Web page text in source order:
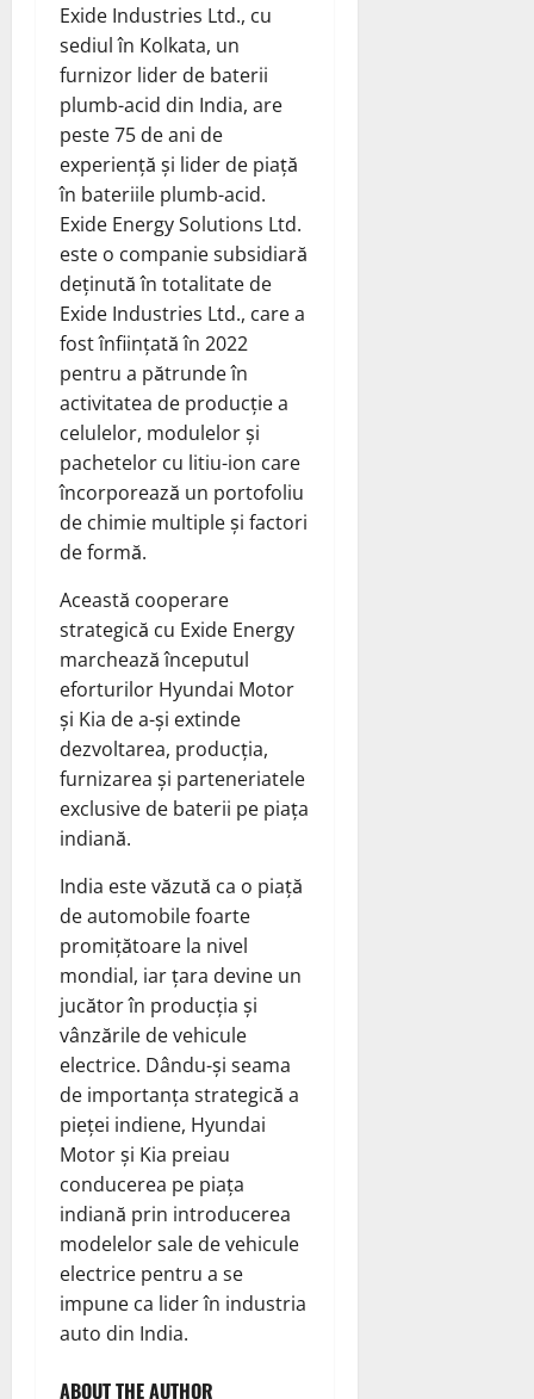
Exide Industries Ltd., cu
sediul în Kolkata, un
furnizor lider de baterii
plumb-acid din India, are
peste 75 de ani de
experiență și lider de piață
în bateriile plumb-acid.
Exide Energy Solutions Ltd.
este o companie subsidiară
deținută în totalitate de
Exide Industries Ltd., care a
fost înființată în 2022
pentru a pătrunde în
activitatea de producție a
celulelor, modulelor și
pachetelor cu litiu-ion care
încorporează un portofoliu
de chimie multiple și factori
de formă.
Această cooperare
strategică cu Exide Energy
marchează începutul
eforturilor Hyundai Motor
și Kia de a-și extinde
dezvoltarea, producția,
furnizarea și parteneriatele
exclusive de baterii pe piața
indiană.
India este văzută ca o piață
de automobile foarte
promițătoare la nivel
mondial, iar țara devine un
jucător în producția și
vânzările de vehicule
electrice. Dându-și seama
de importanța strategică a
pieței indiene, Hyundai
Motor și Kia preiau
conducerea pe piața
indiană prin introducerea
modelelor sale de vehicule
electrice pentru a se
impune ca lider în industria
auto din India.
ABOUT THE AUTHOR